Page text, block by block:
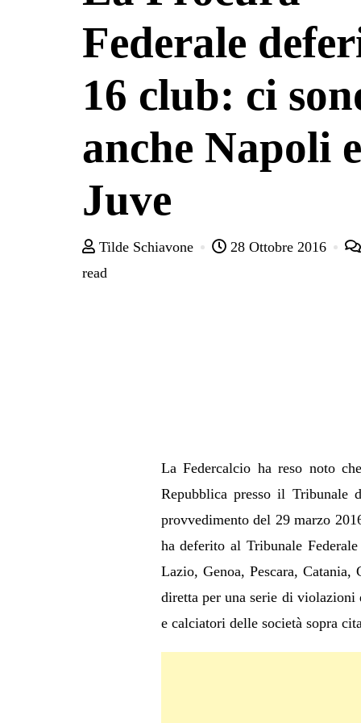
Federale
16 club: ci
anche Napoli e
Juve
Tilde Schiavone 28 Ottobre 2016
read
La Federcalcio ha reso noto
Repubblica presso il Tribunale
provvedimento del 29 marzo
ha deferito al Tribunale
Lazio, Genoa, Pescara,
diretta per una serie di
e calciatori delle società sopra